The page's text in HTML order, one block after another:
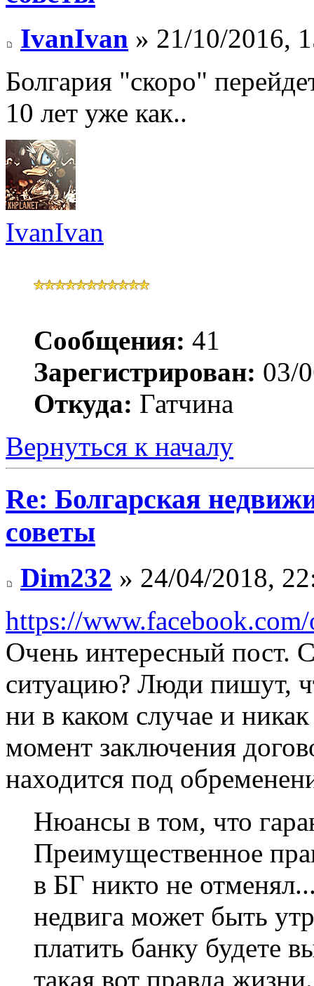
IvanIvan » 21/10/2016,
Болгария "скоро"
10 лет уже как..
IvanIvan
Сообщения: 41
Зарегистрирован: 03/
Откуда: Гатчина
Вернуться к началу
Re: Болгарская
советы
Dim232 » 24/04/2018,
https://
Очень интересный пост.
ситуацию? Люди пишут,
ни в каком случае и
момент заключения
находится под
Нюансы в том, что
Преимущественное
в БГ никто не
недвига может быть
платить банку будете
такая вот правда жизни.